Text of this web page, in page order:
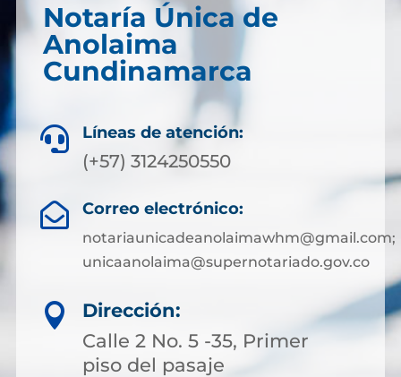
Notaría Única de
Anolaima
Cundinamarca
 Líneas de atención:
(+57) 3124250550
 Correo electrónico:
notariaunicadeanolaimawhm@gmail.com;
unicaanolaima@supernotariado.gov.co

Dirección:
Calle 2 No. 5 -35, Primer
piso del pasaje